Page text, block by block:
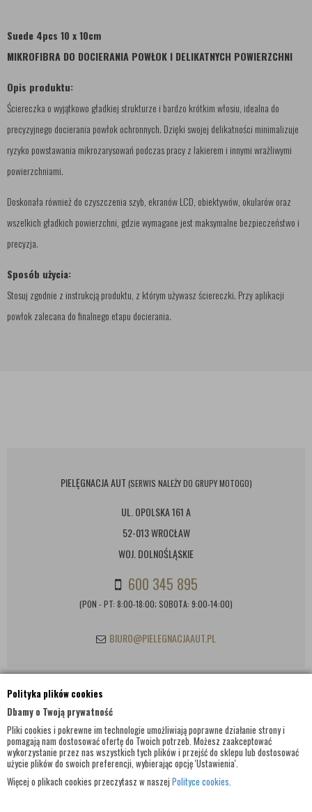
Polityka plików cookies
Dbamy o Twoją prywatność
Pliki cookies i pokrewne im technologie umożliwiają poprawne działanie strony i
pomagają nam dostosować ofertę do Twoich potrzeb. Możesz zaakceptować
wykorzystanie przez nas wszystkich tych plików i przejść do sklepu lub dostosować
użycie plików do swoich preferencji, wybierając opcję 'Ustawienia'.
Więcej o plikach cookies przeczytasz w naszej Polityce cookies.
Suede 4pcs 10 x 10cm
MIKROFIBRA DO DOCIERANIA POWŁOK I DELIKATNYCH POWIERZCHNI
Opis produktu:
Ściereczka o wyjątkowo gładkiej strukturze i bardzo krótkim włosiu, idealna do
precyzyjnego docierania powłok ochronnych. Dzięki swojej delikatności minimalizuje
ryzyko powstawania mikrozarysowań podczas pracy z lakierem i innymi wrażliwymi
powierzchniami.
Doskonała również do czyszczenia szyb, ekranów LCD, obiektywów, okularów oraz
wszelkich gładkich powierzchni, gdzie wymagane jest maksymalne bezpieczeństwo i
precyzja.
Sposób użycia:
Stosuj zgodnie z instrukcją produktu, z którym używasz ściereczki. Przy aplikacji
powłok zalecana do finalnego etapu docierania.
PIELĘGNACJA AUT (SERWIS NALEŻY DO GRUPY MOTOGO)
UL. OPOLSKA 161 A
52-013 WROCŁAW
WOJ. DOLNOŚLĄSKIE
600 345 895
(PON - PT: 8:00-18:00; SOBOTA: 9:00-14:00)
BIURO@PIELEGNACJAAUT.PL
INFORMACJE KONTAKTOWE